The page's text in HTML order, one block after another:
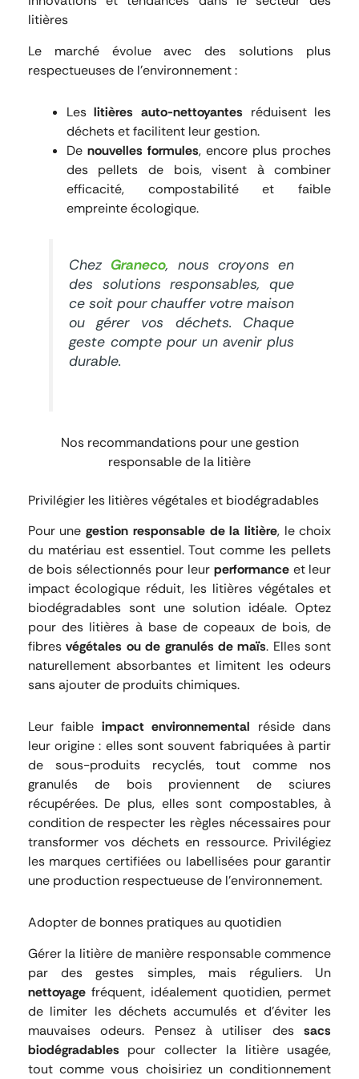
litières
Le marché évolue avec des solutions plus
respectueuses de l’environnement :
Leslitières auto-nettoyantes réduisent les
déchets et facilitent leur gestion.
De nouvelles formules, encore plus proches
des pellets de bois, visent à combiner
efficacité, compostabilité et faible
empreinte écologique.
Chez Graneco, nous croyons en
des solutions responsables, que
ce soit pour chauffer votre maison
ou gérer vos déchets. Chaque
geste compte pour un avenir plus
durable.
Nos recommandations pour une gestion
responsable de la litière
Privilégier les litières végétales et biodégradables
Pour unegestion responsable de la litière, le choix
du matériau est essentiel. Tout comme les pellets
de bois sélectionnés pour leur performance et leur
impact écologique réduit, les litières végétales et
biodégradables sont une solution idéale. Optez
pour des litières à base de copeaux de bois, de
fibresvégétales ou de granulés de maïs. Elles sont
naturellement absorbantes et limitent les odeurs
sans ajouter de produits chimiques.
Leur faible impact environnemental réside dans
leur origine : elles sont souvent fabriquées à partir
de sous-produits recyclés, tout comme nos
granulés de bois proviennent de sciures
récupérées. De plus, elles sont compostables, à
condition de respecter les règles nécessaires pour
transformer vos déchets en ressource. Privilégiez
les marques certifiées ou labellisées pour garantir
une production respectueuse de l’environnement.
Adopter de bonnes pratiques au quotidien
Gérer la litière de manière responsable commence
par des gestes simples, mais réguliers. Un
nettoyage fréquent, idéalement quotidien, permet
de limiter les déchets accumulés et d’éviter les
mauvaises odeurs. Pensez à utiliser dessacs
biodégradables pour collecter la litière usagée,
tout comme vous choisiriez un conditionnement